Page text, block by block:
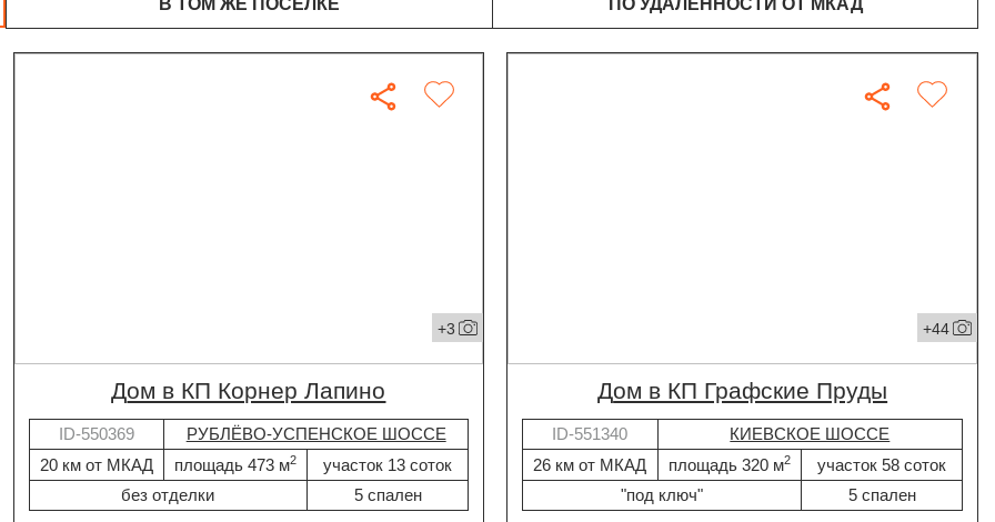
+3
дом в КП Корнер Лапино
ID-550369
РУБЛЁВО-УСПЕНСКОЕ ШОССЕ
20 км от МКАД
площадь 473 м2
участок 13 соток
без отделки
5 спален
+44
дом в КП Графские Пруды
ID-551340
КИЕВСКОЕ ШОССЕ
26 км от МКАД
площадь 320 м2
участок 58 соток
"под ключ"
5 спален